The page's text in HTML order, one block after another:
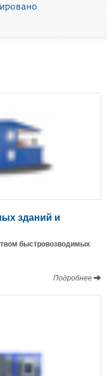
зданий и
быстровозводимых
Подробнее